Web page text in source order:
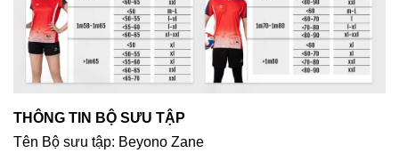
THÔNG TIN BỘ SƯU TẬP
Tên Bộ sưu tập: Beyono Zane